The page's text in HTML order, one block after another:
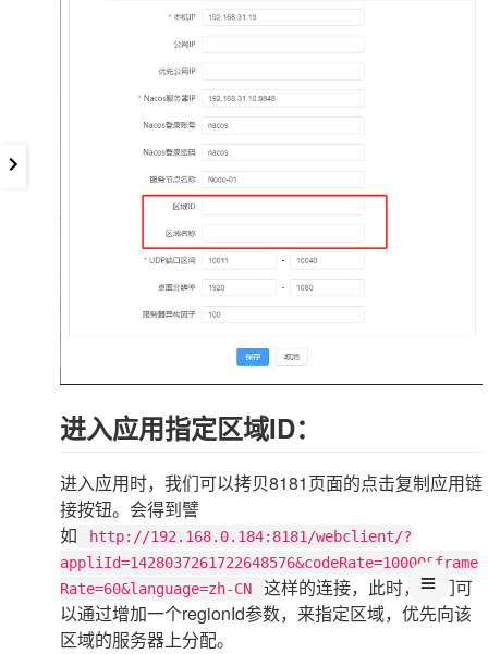
进入应用指定区域ID：
进入应用时，我们可以拷贝8181页面的点击复制应用链
接按钮。会得到譬
如
http://192.168.0.184:8181/webclient/?
appliId=1428037261722648576&codeRate=10000&frame
Rate=60&language=zh-CN
这样的连接，此时，我们可
以通过增加一个regionId参数，来指定区域，优先向该
区域的服务器上分配。